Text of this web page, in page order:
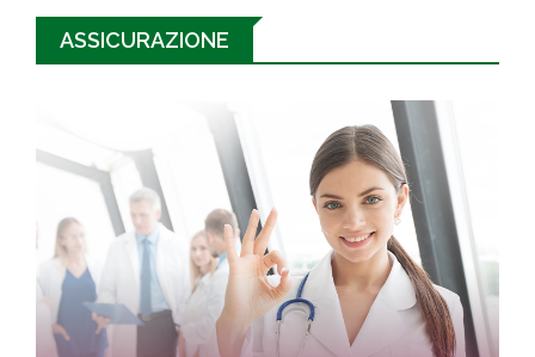
ASSICURAZIONE